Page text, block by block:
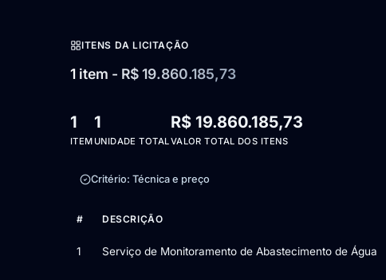
ITENS DA LICITAÇÃO
1 item - R$ 19.860.185,73
1
ITEM
1
UNIDADE TOTAL
R$ 19.860.185,73
VALOR TOTAL DOS ITENS
Critério: Técnica e preço
# DESCRIÇÃO
1 Serviço de Monitoramento de Abastecimento de Água